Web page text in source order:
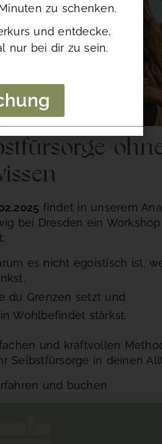
findet in unserem
bei Dresden ein
es nicht egoistisch ist,
du Grenzen setzt und
Wohlbefindet stärkst.
und kraftvollen
Selbstfürsorge in deinen
und buchen
zu schenken.
und entdecke,
nur bei dir zu sein.